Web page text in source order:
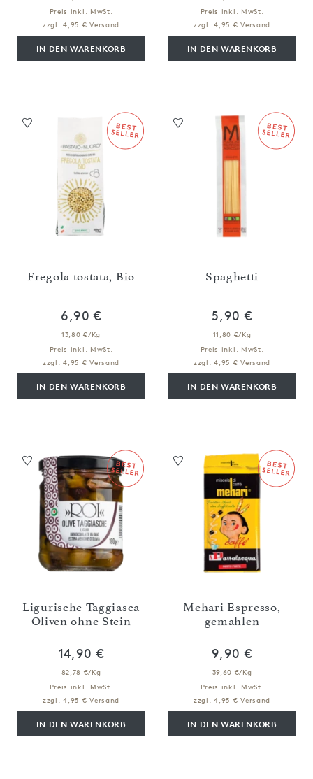
Preis inkl. MwSt.
zzgl. 4,95 € Versand
IN DEN WARENKORB
Preis inkl. MwSt.
zzgl. 4,95 € Versand
IN DEN WARENKORB
Fregola tostata, Bio
6,90 €
13,80 €/Kg
Preis inkl. MwSt.
zzgl. 4,95 € Versand
IN DEN WARENKORB
Spaghetti
5,90 €
11,80 €/Kg
Preis inkl. MwSt.
zzgl. 4,95 € Versand
IN DEN WARENKORB
Ligurische Taggiasca
Oliven ohne Stein
14,90 €
82,78 €/Kg
Preis inkl. MwSt.
zzgl. 4,95 € Versand
IN DEN WARENKORB
Mehari Espresso,
gemahlen
9,90 €
39,60 €/Kg
Preis inkl. MwSt.
zzgl. 4,95 € Versand
IN DEN WARENKORB